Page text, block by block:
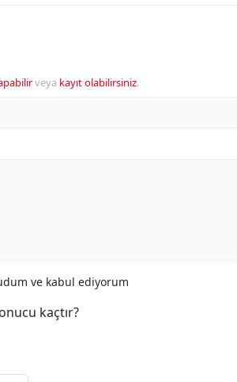
veya kayıt olabilirsiniz.
ve kabul ediyorum
kaçtır?